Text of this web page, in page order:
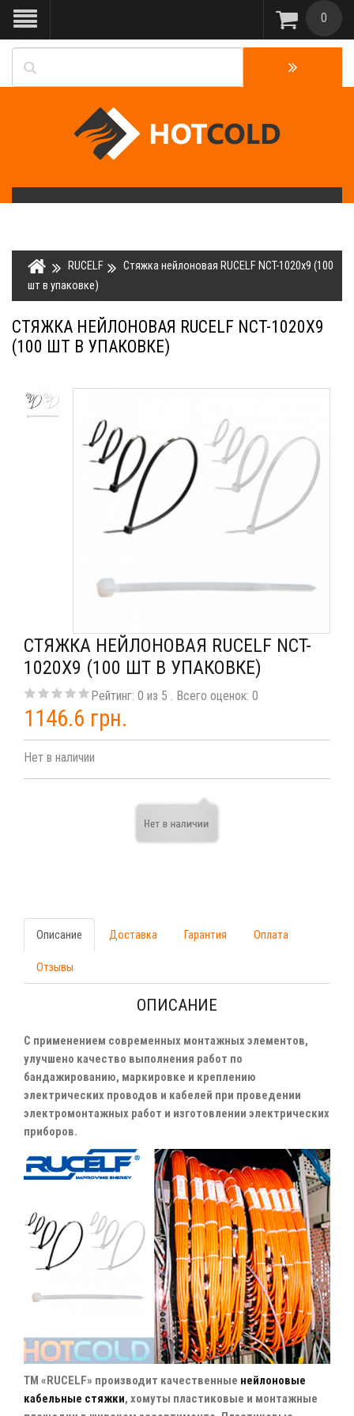
0
RUCELF
Стяжка нейлоновая RUCELF NCT-1020x9 (100
шт в упаковке)
СТЯЖКА НЕЙЛОНОВАЯ RUCELF NCT-1020X9
(100 ШТ В УПАКОВКЕ)
СТЯЖКА НЕЙЛОНОВАЯ RUCELF NCT-
1020X9 (100 ШТ В УПАКОВКЕ)
Рейтинг: 0 из 5 . Всего оценок: 0
1146.6 грн.
Нет в наличии
Описание Доставка Гарантия Оплата
Отзывы
ОПИСАНИЕ
С применением современных монтажных элементов,
улучшено качество выполнения работ по
бандажированию, маркировке и креплению
электрических проводов и кабелей при проведении
электромонтажных работ и изготовлении электрических
приборов.
ТМ «RUCELF» производит качественные нейлоновые
кабельные стяжки, хомуты пластиковые и монтажные